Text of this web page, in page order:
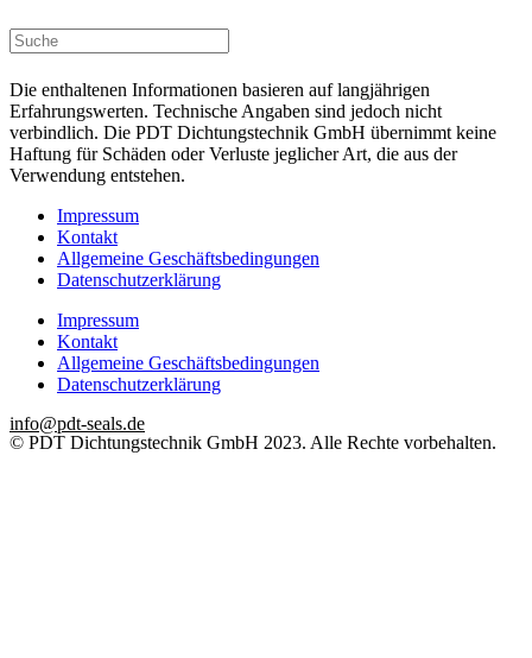
Die enthaltenen Informationen basieren auf langjährigen
Erfahrungswerten. Technische Angaben sind jedoch nicht
verbindlich. Die PDT Dichtungstechnik GmbH übernimmt keine
Haftung für Schäden oder Verluste jeglicher Art, die aus der
Verwendung entstehen.
Impressum
Kontakt
Allgemeine Geschäftsbedingungen
Datenschutzerklärung
Impressum
Kontakt
Allgemeine Geschäftsbedingungen
Datenschutzerklärung
info@pdt-seals.de
© PDT Dichtungstechnik GmbH 2023. Alle Rechte vorbehalten.